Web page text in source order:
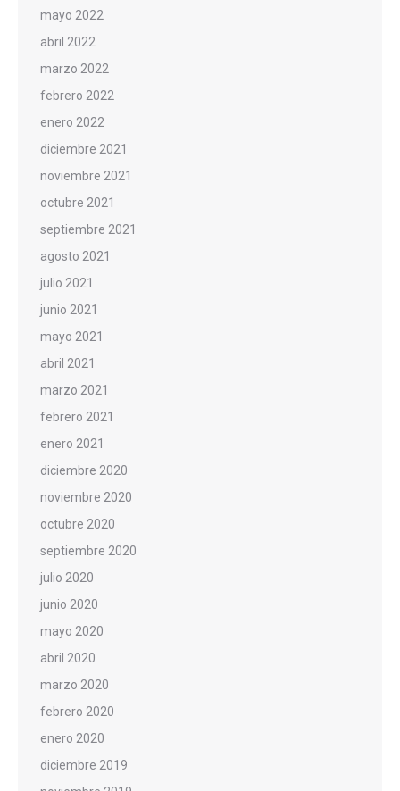
mayo 2022
abril 2022
marzo 2022
febrero 2022
enero 2022
diciembre 2021
noviembre 2021
octubre 2021
septiembre 2021
agosto 2021
julio 2021
junio 2021
mayo 2021
abril 2021
marzo 2021
febrero 2021
enero 2021
diciembre 2020
noviembre 2020
octubre 2020
septiembre 2020
julio 2020
junio 2020
mayo 2020
abril 2020
marzo 2020
febrero 2020
enero 2020
diciembre 2019